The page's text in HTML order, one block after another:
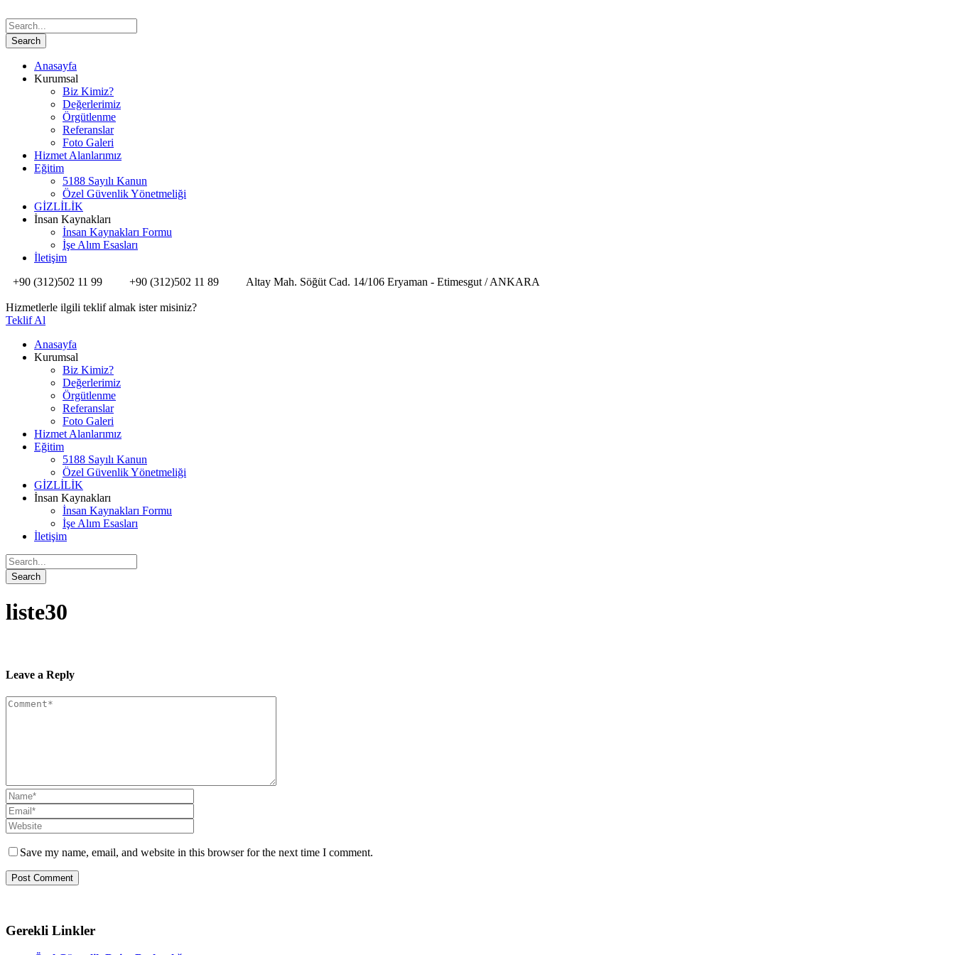
Anasayfa
Kurumsal
Biz Kimiz?
Değerlerimiz
Örgütlenme
Referanslar
Foto Galeri
Hizmet Alanlarımız
Eğitim
5188 Sayılı Kanun
Özel Güvenlik Yönetmeliği
GİZLİLİK
İnsan Kaynakları
İnsan Kaynakları Formu
İşe Alım Esasları
İletişim
+90 (312)502 11 99
+90 (312)502 11 89 Altay Mah. Söğüt Cad. 14/106 Eryaman - Etimesgut / ANKARA
Hizmetlerle ilgili teklif almak ister misiniz?
Teklif Al
Anasayfa
Kurumsal
Biz Kimiz?
Değerlerimiz
Örgütlenme
Referanslar
Foto Galeri
Hizmet Alanlarımız
Eğitim
5188 Sayılı Kanun
Özel Güvenlik Yönetmeliği
GİZLİLİK
İnsan Kaynakları
İnsan Kaynakları Formu
İşe Alım Esasları
İletişim
liste30
Leave a Reply
Save my name, email, and website in this browser for the next time I comment.
Gerekli Linkler